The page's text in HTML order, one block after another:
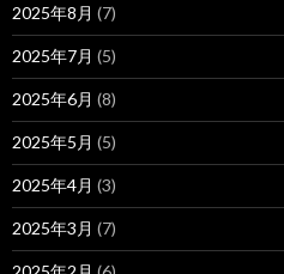
2025年8月 (7)
2025年7月 (5)
2025年6月 (8)
2025年5月 (5)
2025年4月 (3)
2025年3月 (7)